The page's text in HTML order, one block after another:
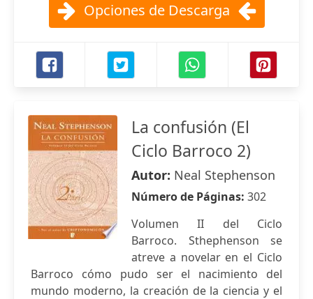
Opciones de Descarga
La confusión (El
Ciclo Barroco 2)
Autor: Neal Stephenson
Número de Páginas: 302
Volumen II del Ciclo
Barroco. Sthephenson se
atreve a novelar en el Ciclo
Barroco cómo pudo ser el nacimiento del
mundo moderno, la creación de la ciencia y el